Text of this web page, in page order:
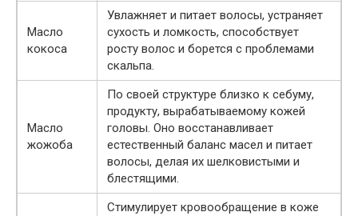
Масло
кокоса
Увлажняет и питает волосы, устраняет
сухость и ломкость, способствует
росту волос и борется с проблемами
скальпа.
Масло
жожоба
По своей структуре близко к себуму,
продукту, вырабатываемому кожей
головы. Оно восстанавливает
естественный баланс масел и питает
волосы, делая их шелковистыми и
блестящими.
Стимулирует кровообращение в коже